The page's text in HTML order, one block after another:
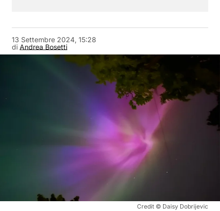
di Andrea Bosetti
13 Settembre 2024, 15:28
Credit © Daisy Dobrijevic